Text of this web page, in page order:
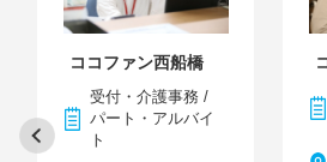
ココファン西船橋
受付・介護事務 /
パート・アルバイ
ト